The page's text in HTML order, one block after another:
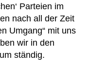
Parteien im
nach all der Zeit
Umgang“ mit uns
wir in den
ständig.